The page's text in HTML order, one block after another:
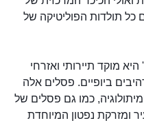
כל תולדות הפוליטיקה של
מוקד תיירותי ואזרחי
ביופיים. פסלים אלה
כמו גם פסלים של
ומזרקת נפטון המיוחדת